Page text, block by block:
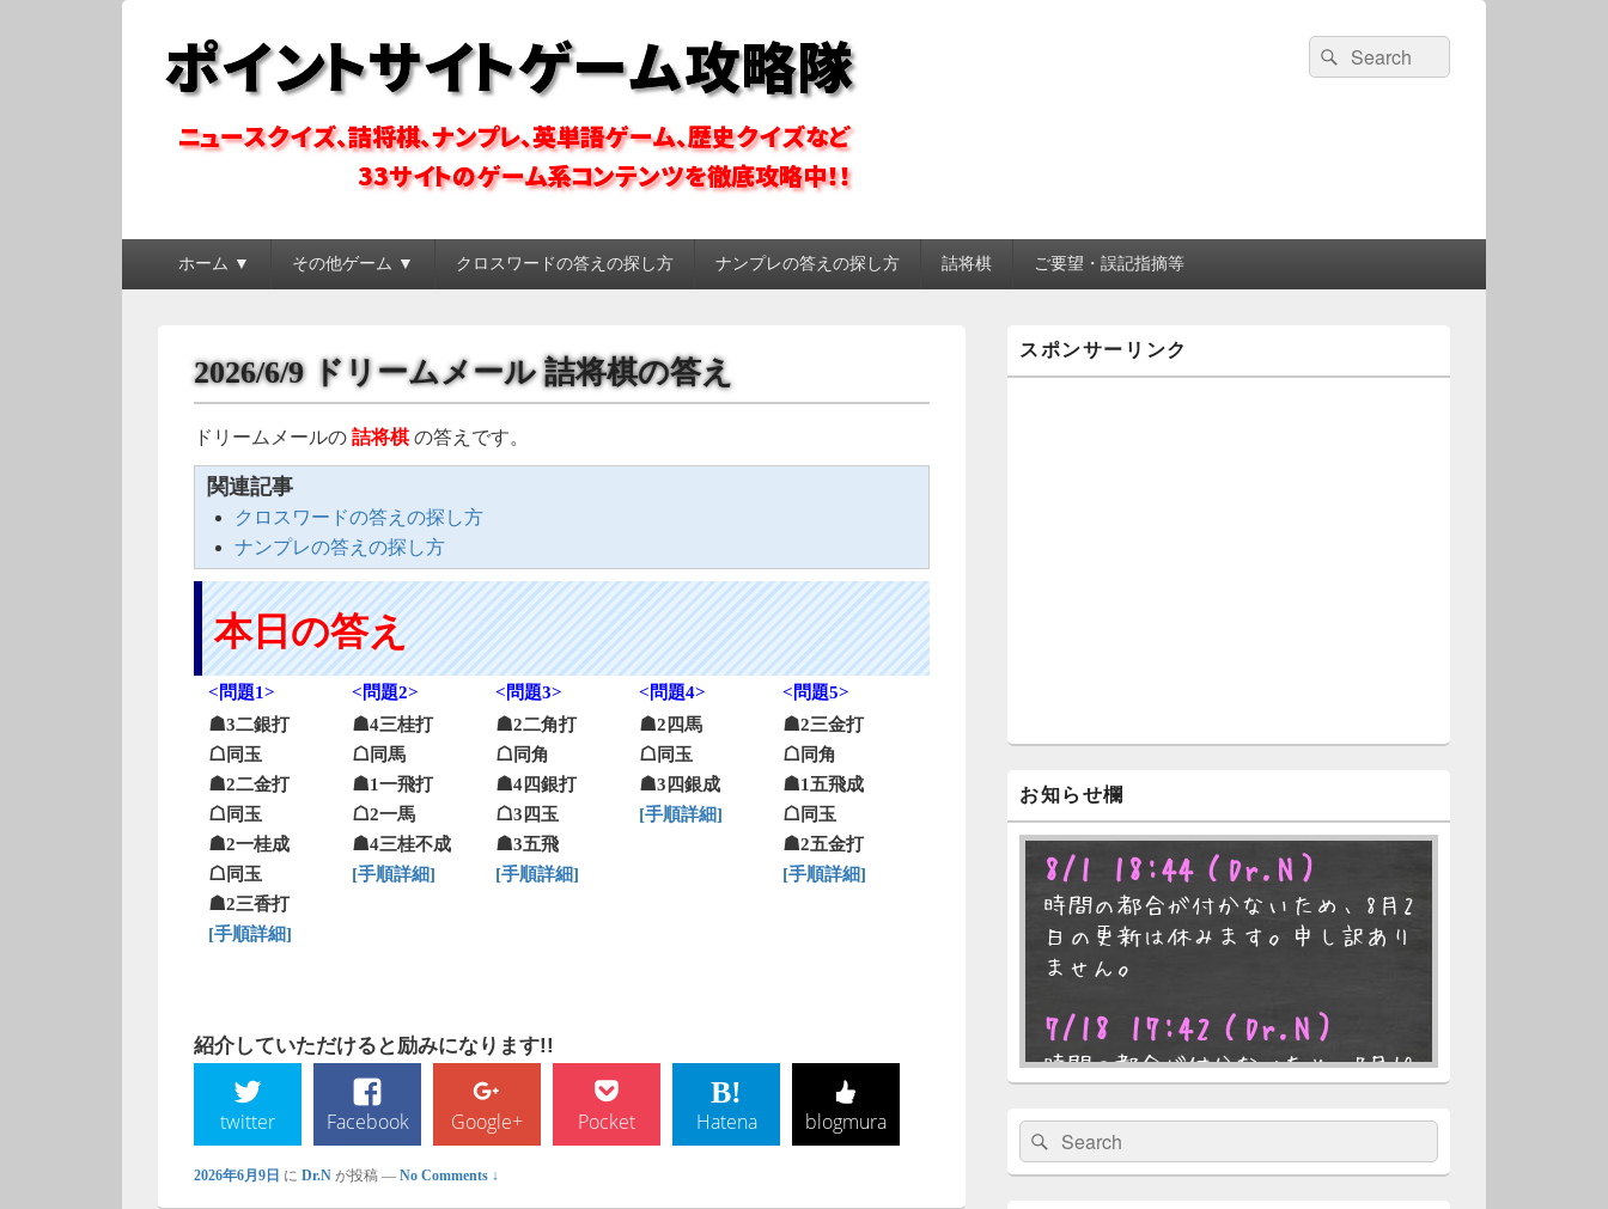
ポイントサイトゲーム攻略隊
検
索:
検
索
ホーム ▼ その他ゲーム ▼ クロスワードの答えの探し方 ナンプレの答えの探し方 詰将棋 ご要望・誤記指摘等
2026/6/9 ドリームメール 詰将棋の答え
ドリームメールの 詰将棋 の答えです。
関連記事
クロスワードの答えの探し方
ナンプレの答えの探し方
本日の答え
<問題1>
☗3二銀打
☖同玉
☗2二金打
☖同玉
☗2一桂成
☖同玉
☗2三香打
[手順詳細]
<問題2>
☗4三桂打
☖同馬
☗1一飛打
☖2一馬
☗4三桂不成
[手順詳細]
<問題3>
☗2二角打
☖同角
☗4四銀打
☖3四玉
☗3五飛
[手順詳細]
<問題4>
☗2四馬
☖同玉
☗3四銀成
[手順詳細]
<問題5>
☗2三金打
☖同角
☗1五飛成
☖同玉
☗2五金打
[手順詳細]
紹介していただけると励みになります!!
twitter Facebook Google+ Pocket Hatena blogmura
2026年6月9日 に Dr.N が投稿 — No Comments ↓
イ
ン
スポンサーリンク
お知らせ欄
8/1 18:44 （Dr.N）
時間の都合が付かないため、8月2
日の更新は休みます。申し訳あり
ません。
7/18 17:42 （Dr.N）
時間の都合が付かないため、7月19
ません。
7/4 18:54（Dr.N）
検
索:
検
索